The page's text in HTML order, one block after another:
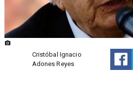
Cristóbal Ignacio
Adones Reyes